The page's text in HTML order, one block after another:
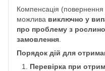
Компенсація (повернення
можлива виключно у
про проблему з
замовлення
Порядок дій для
Перевірка при